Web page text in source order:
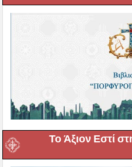
Το Άξιον Εστί